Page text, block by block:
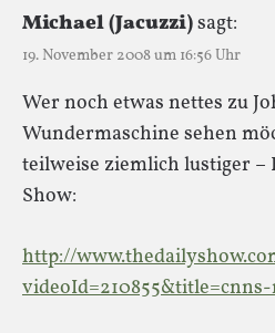
Michael (Jacuzzi)sagt:
19. November 2008 um 16:56 Uhr
Wer noch etwas nettes zu
Wundermaschine sehen
teilweise ziemlich lustiger –
Show:
http://